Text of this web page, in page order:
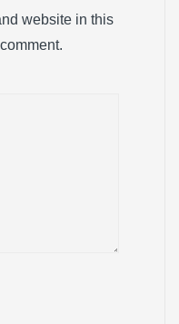
website in this